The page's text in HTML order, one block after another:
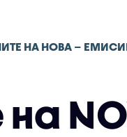
НА НОВА –